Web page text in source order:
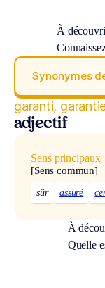
À
Synonymes
garanti,
adjectif
Sens principaux
[Sens commun]
sûr assuré
À
Quelle